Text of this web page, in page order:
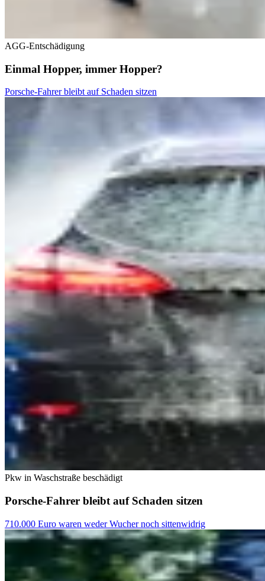
AGG-Entschädigung
Einmal Hopper, immer Hopper?
Porsche-Fahrer bleibt auf Schaden sitzen
Pkw in Waschstraße beschädigt
Porsche-Fahrer bleibt auf Schaden sitzen
710.000 Euro waren weder Wucher noch sittenwidrig